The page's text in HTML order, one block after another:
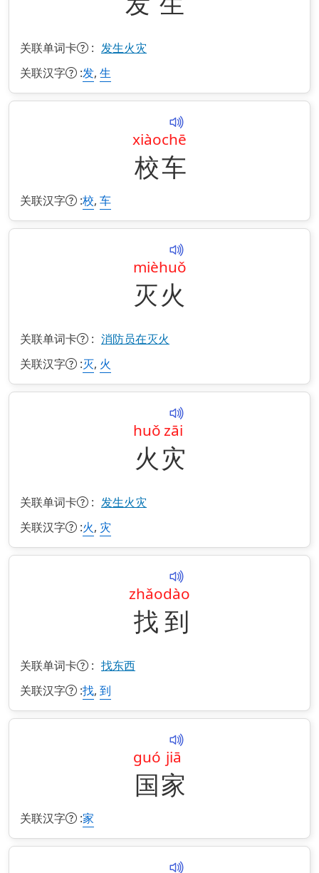
关联单词卡 : 发生火灾
关联汉字 :发, 生
校
xiào
车
chē
关联汉字 :校, 车
灭
miè
火
huǒ
关联单词卡 : 消防员在灭火
关联汉字 :灭, 火
火
huǒ
灾
zāi
关联单词卡 : 发生火灾
关联汉字 :火, 灾
找
zhǎo
到
dào
关联单词卡 : 找东西
关联汉字 :找, 到
国
guó
家
jiā
关联汉字 :家